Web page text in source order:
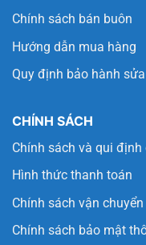
Chính sách bán buôn
Hướng dẫn mua hàng
Quy định bảo hành
CHÍNH SÁCH
Chính sách và qui định
Hình thức thanh toán
Chính sách vận chuyển
Chính sách bảo mật